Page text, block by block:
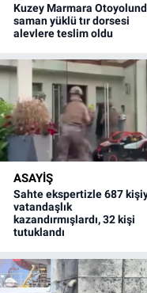
Kuzey Marmara
saman yüklü tır dorsesi
alevlere teslim oldu
ASAYİŞ
Sahte ekspertizle 687
vatandaşlık
kazandırmışlardı, 32 kişi
tutuklandı